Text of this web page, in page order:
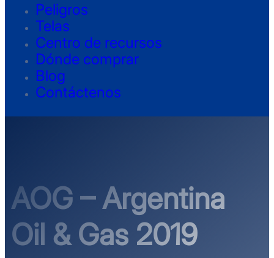
Peligros
Telas
Centro de recursos
Dónde comprar
Blog
Contáctenos
AOG – Argentina
Oil & Gas 2019